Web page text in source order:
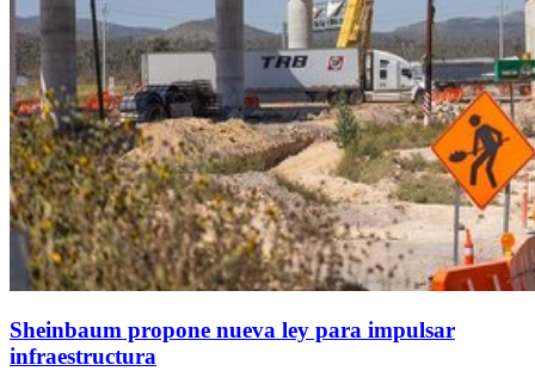
Sheinbaum propone nueva ley para impulsar
infraestructura